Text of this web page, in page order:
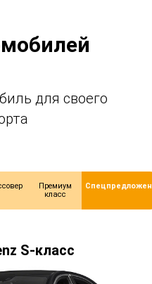
для своего
Премиум
класс
S-класс